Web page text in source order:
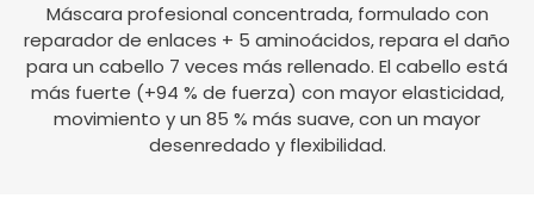
Máscara profesional concentrada, formulado con
reparador de enlaces + 5 aminoácidos, repara el daño
para un cabello 7 veces más rellenado. El cabello está
más fuerte (+94 % de fuerza) con mayor elasticidad,
movimiento y un 85 % más suave, con un mayor
desenredado y flexibilidad.